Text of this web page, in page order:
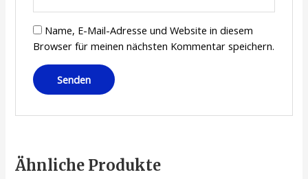
Name, E-Mail-Adresse und Website in diesem
Browser für meinen nächsten Kommentar speichern.
Ähnliche Produkte